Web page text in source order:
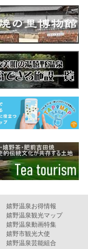
嬉野温泉お得情報
嬉野温泉観光マップ
嬉野温泉動画特集
嬉野市観光大使
嬉野温泉芸能組合